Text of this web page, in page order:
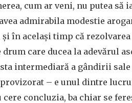
cum ar veni, nu putea să
admirabila modestie
în același timp că
care ducea la adevărul
intermediară a gândirii
– e unul dintre
concluzia, ba chiar se